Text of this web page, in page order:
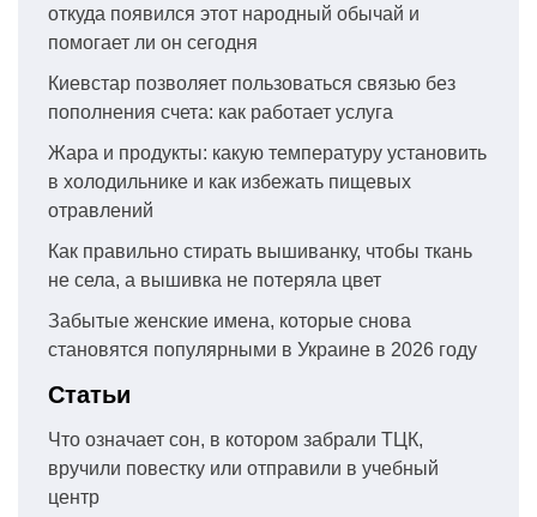
откуда появился этот народный обычай и
помогает ли он сегодня
Киевстар позволяет пользоваться связью без
пополнения счета: как работает услуга
Жара и продукты: какую температуру установить
в холодильнике и как избежать пищевых
отравлений
Как правильно стирать вышиванку, чтобы ткань
не села, а вышивка не потеряла цвет
Забытые женские имена, которые снова
становятся популярными в Украине в 2026 году
Статьи
Что означает сон, в котором забрали ТЦК,
вручили повестку или отправили в учебный
центр